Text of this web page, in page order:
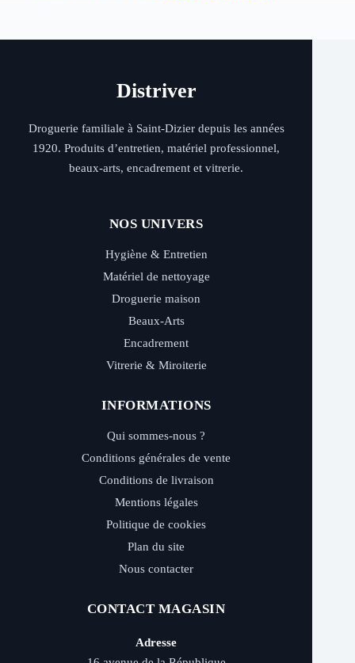
Distriver
Droguerie familiale à Saint-Dizier depuis les années
1920. Produits d’entretien, matériel professionnel,
beaux-arts, encadrement et vitrerie.
NOS UNIVERS
Hygiène & Entretien
Matériel de nettoyage
Droguerie maison
Beaux-Arts
Encadrement
Vitrerie & Miroiterie
INFORMATIONS
Qui sommes-nous ?
Conditions générales de vente
Conditions de livraison
Mentions légales
Politique de cookies
Plan du site
Nous contacter
CONTACT MAGASIN
Adresse